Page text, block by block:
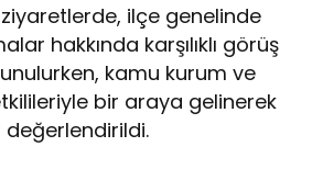
ilçe genelinde
hakkında karşılıklı görüş
kamu kurum ve
bir araya gelinerek